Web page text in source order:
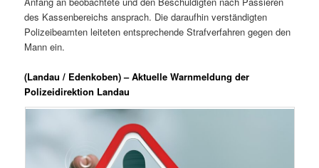
des Kassenbereichs ansprach. Die daraufhin verständigten
Polizeibeamten leiteten entsprechende Strafverfahren gegen den
Mann ein.
(Landau / Edenkoben) – Aktuelle Warnmeldung der
Polizeidirektion Landau